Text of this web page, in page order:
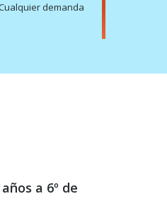
demanda
a 6º de